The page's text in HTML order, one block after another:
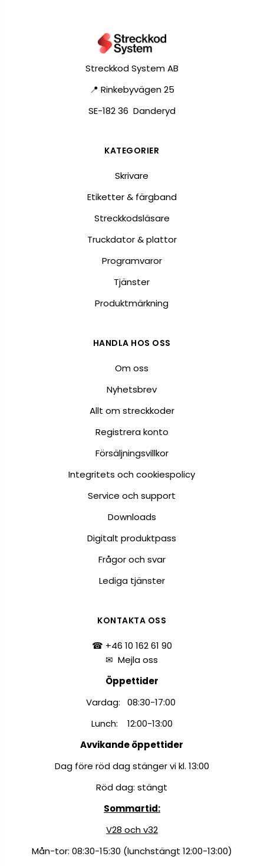
Streckkod System AB
📍 Rinkebyvägen 25
SE-182 36 Danderyd
KATEGORIER
Skrivare
Etiketter & färgband
Streckkodsläsare
Truckdator & plattor
Programvaror
Tjänster
Produktmärkning
HANDLA HOS OSS
Om oss
Nyhetsbrev
Allt om streckkoder
Registrera konto
Försäljningsvillkor
Integritets och cookiespolicy
Service och support
Downloads
Digitalt produktpass
Frågor och svar
Lediga tjänster
KONTAKTA OSS
☎ +46 10 162 61 90
✉Mejla oss
Öppettider
Vardag: 08:30-17:00
Lunch: 12:00-13:00
Avvikande öppettider
Dag före röd dag stänger vi kl. 13:00
Röd dag: stängt
Sommartid:
V28 och v32
Mån-tor: 08:30-15:30 (lunchstängt 12:00-13:00)